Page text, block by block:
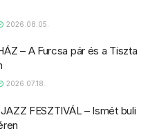
2026.08.05.
– A Furcsa pár és a Tiszta
2026.07.18.
FESZTIVÁL – Ismét buli